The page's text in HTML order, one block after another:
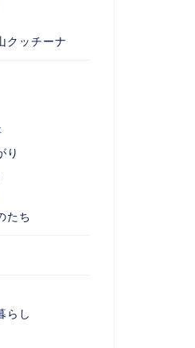
クッチーナ
り
たち
らし